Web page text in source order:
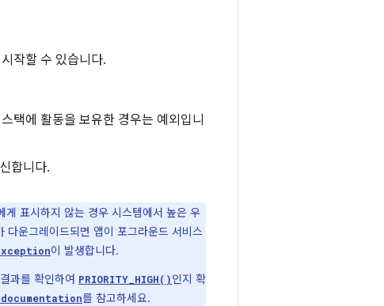
작할 수 있습니다.
택에 활동을 보유한 경우는 예외입니
합니다.
게 표시하지 않는 경우 시스템에서 높은 우
다운그레이드되면 앱이 포그라운드 서비스
이 발생합니다.
과를 확인하여 PRIORITY_HIGH()인지 확
를 참고하세요.